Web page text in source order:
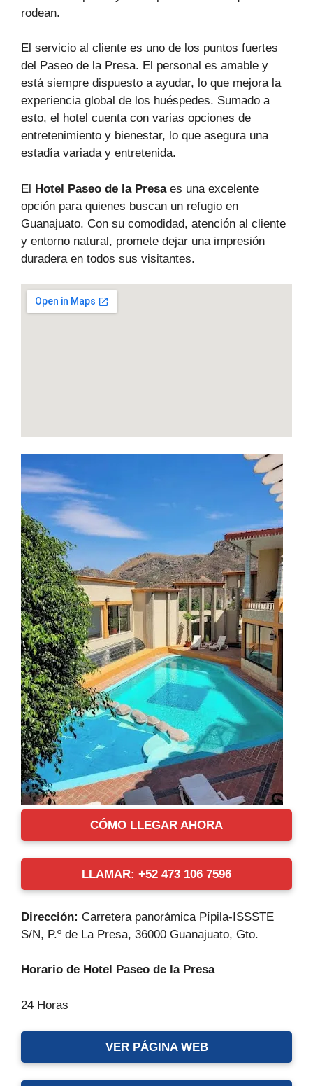
rodean.
El servicio al cliente es uno de los puntos fuertes
del Paseo de la Presa. El personal es amable y
está siempre dispuesto a ayudar, lo que mejora la
experiencia global de los huéspedes. Sumado a
esto, el hotel cuenta con varias opciones de
entretenimiento y bienestar, lo que asegura una
estadía variada y entretenida.
El Hotel Paseo de la Presaes una excelente
opción para quienes buscan un refugio en
Guanajuato. Con su comodidad, atención al cliente
y entorno natural, promete dejar una impresión
duradera en todos sus visitantes.
CÓMO LLEGAR AHORA
LLAMAR: +52 473 106 7596
Dirección: Carretera panorámica Pípila-ISSSTE
S/N, P.º de La Presa, 36000 Guanajuato, Gto.
Horario de Hotel Paseo de la Presa
24 Horas
VER PÁGINA WEB